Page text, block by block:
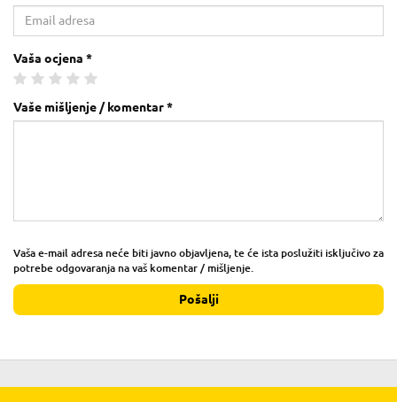
Vaša ocjena *
Vaše mišljenje / komentar *
Vaša e-mail adresa neće biti javno objavljena, te će ista poslužiti isključivo za
potrebe odgovaranja na vaš komentar / mišljenje.
Pošalji